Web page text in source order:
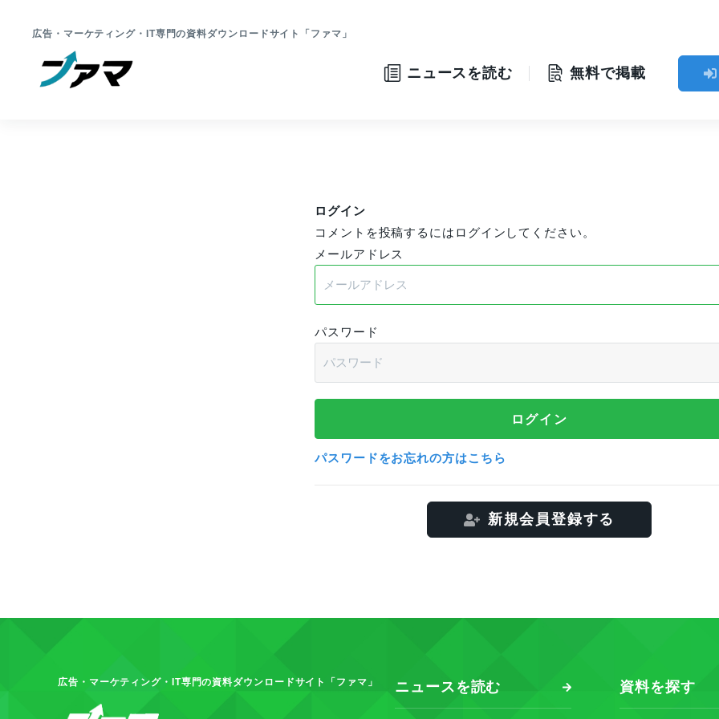
広告・マーケティング・IT専門の資料ダウンロードサイト「ファマ」
ニュースを読む 無料で掲載
ログイン
コメントを投稿するにはログインしてください。
メールアドレス
パスワード
パスワードをお忘れの方はこちら
新規会員登録する
広告・マーケティング・IT専門の資料ダウンロードサイト「ファマ」 ニュースを読む 資料を探す